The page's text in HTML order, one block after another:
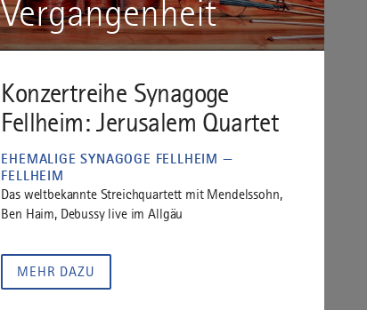
Vergangenheit
Konzertreihe Synagoge
Fellheim: Jerusalem Quartet
EHEMALIGE SYNAGOGE FELLHEIM —
FELLHEIM
Das weltbekannte Streichquartett mit Mendelssohn,
Ben Haim, Debussy live im Allgäu
MEHR DAZU